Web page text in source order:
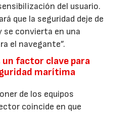
del usuario.
que la seguridad deje de
se convierta en una
el navegante”.
factor clave para
marítima
de los equipos
coincide en que